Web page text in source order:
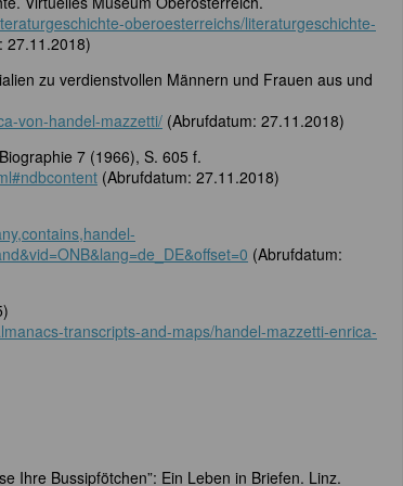
oberoesterreichs/literaturgeschichte-
27.11.2018)
zu verdienstvollen Männern und Frauen aus und
von-handel-mazzetti/ (Abrufdatum: 27.11.2018)
7 (1966), S. 605 f.
(Abrufdatum: 27.11.2018)
(Abrufdatum:
transcripts-and-maps/handel-mazzetti-enrica-
Ihre Bussipfötchen”: Ein Leben in Briefen. Linz.